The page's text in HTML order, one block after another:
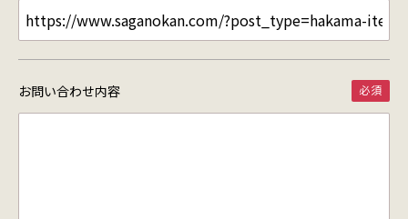
お問い合わせ内容